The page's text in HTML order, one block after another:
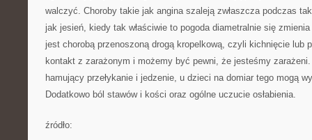
walczyć. Choroby takie jak angina szaleją zwłaszcza podczas
jak jesień, kiedy tak właściwie to pogoda diametralnie się
jest chorobą przenoszoną drogą kropelkową, czyli kichnięcie lub
kontakt z zarażonym i możemy być pewni, że jesteśmy
hamujący przełykanie i jedzenie, u dzieci na domiar tego mogą
Dodatkowo ból stawów i kości oraz ogólne uczucie osłabienia.
źródło: